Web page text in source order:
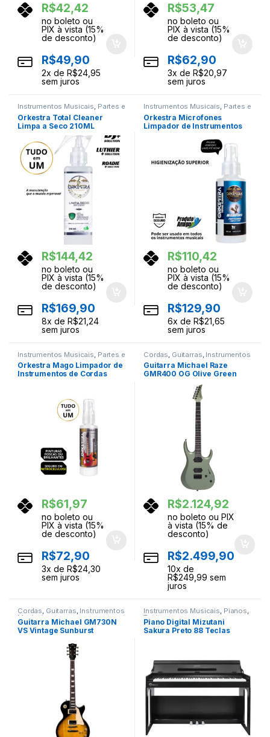
R$42,42
no boleto ou
PIX à vista (15%
de desconto)
R$49,90
2x de R$24,95
sem juros
R$53,47
no boleto ou
PIX à vista (15%
de desconto)
R$62,90
3x de R$20,97
sem juros
Instrumentos Musicais, Partes e
Acessorios
Orkestra Total Cleaner
Limpa a Seco 210ML
R$144,42
no boleto ou
PIX à vista (15%
de desconto)
R$169,90
8x de R$21,24
sem juros
Instrumentos Musicais, Partes e
Acessorios
Orkestra Microfones
Limpador de Instrumentos
R$110,42
no boleto ou
PIX à vista (15%
de desconto)
R$129,90
6x de R$21,65
sem juros
Instrumentos Musicais Partes e
Acessorios
Orkestra Mago Limpador de
Instrumentos de Cordas
R$61,97
no boleto ou
PIX à vista (15%
de desconto)
R$72,90
3x de R$24,30
sem juros
Cordas Guitarras Instrumentos
Musicais
Guitarra Michael Raze
GMR400 OG Olive Green
R$2.124,92
no boleto ou PIX
à vista (15% de
desconto)
R$2.499,90
10x de
R$249,99 sem
juros
Cordas, Guitarras, Instrumentos
Musicais
Guitarra Michael GM730N
VS Vintage Sunburst
Instrumentos Musicais, Pianos,
Teclas
Piano Digital Mizutani
Sakura Preto 88 Teclas